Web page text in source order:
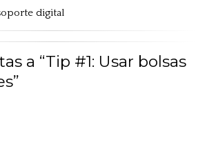
digital
a “Tip #1: Usar bolsas